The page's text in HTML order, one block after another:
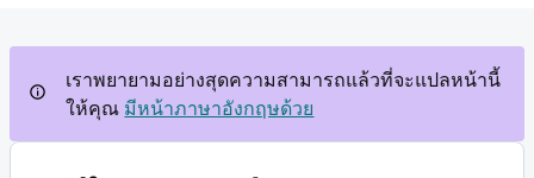
เราพยายามอย่างสุดความสามารถแล้วที่จะแปลหน้านี้
ให้คุณ มีหน้าภาษาอังกฤษด้วย